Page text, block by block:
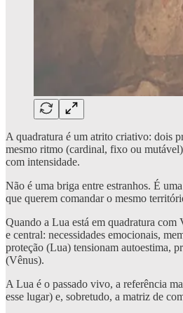
A quadratura é um atrito criativo: dois
mesmo ritmo (cardinal, fixo ou
com intensidade.
Não é uma briga entre estranhos. É
que querem comandar o mesmo
Quando a Lua está em quadratura
e central: necessidades emocionais,
proteção (Lua) tensionam autoestima,
(Vênus).
A Lua é o passado vivo, a referência
esse lugar) e, sobretudo, a matriz de